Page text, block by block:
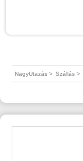
NagyUtazás > Szállás >